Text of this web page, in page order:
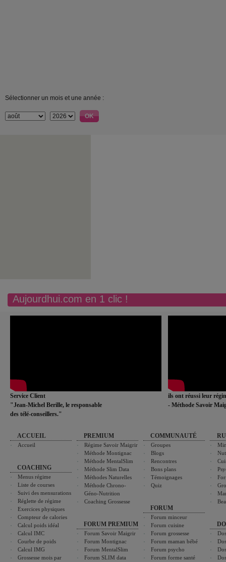
Sélectionner un mois et une année :
Aujourdhui.com en 1 clic !
Service Client
"Jean-Michel Berille, le responsable
des télé-conseillers."
ils ont réussi leur
- Méthode Savoir
ACCUEIL
Accueil
COACHING
Menus régime
Liste de courses
Suivi des mensurations
Réglette de régime
Exercices physiques
Compteur de calories
Calcul poids idéal
Calcul IMC
Courbe de poids
Calcul IMG
Grossesse mois par
PREMIUM
Régime Savoir Maigrir
Méthode Montignac
Méthode MentalSlim
Méthode Slim Data
Méthodes Naturelles
Méthode Chrono-
Géno-Nutrition
Coaching Grossesse
FORUM PREMIUM
Forum Savoir Maigrir
Forum Montignac
Forum MentalSlim
Forum SLIM data
COMMUNAUTÉ
Groupes
Blogs
Rencontres
Bons plans
Témoignages
Quiz
FORUM
Forum minceur
Forum cuisine
Forum grossesse
Forum maman bébé
Forum psycho
Forum forme santé